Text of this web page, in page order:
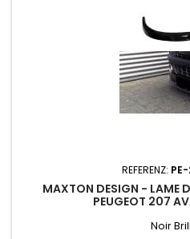
REFERENZ:
MAXTON DESIGN - LAME
PEUGEOT 207
Noir